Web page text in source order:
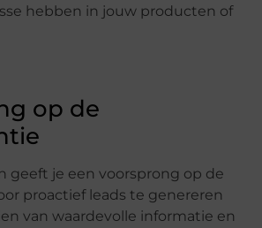
hebben in jouw producten of
op de
geeft je een voorsprong op de
proactief leads te genereren
van waardevolle informatie en